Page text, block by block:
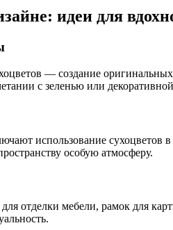
идеи для
— создание
с зеленью или
использование
особую атмосферу.
отделки мебели, рамок для